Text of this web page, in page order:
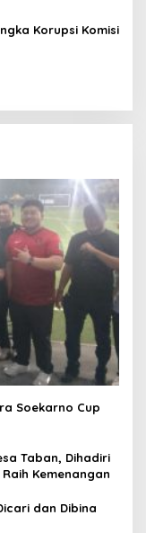
Korupsi Komisi
Soekarno Cup
Taban, Dihadiri
Kemenangan
dan Dibina